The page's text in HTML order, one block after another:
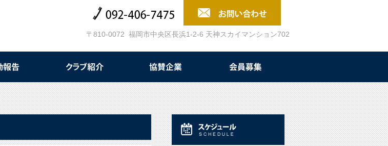
〒810-0072 福岡市中央区長浜1-2-6 天神スカイマンション702